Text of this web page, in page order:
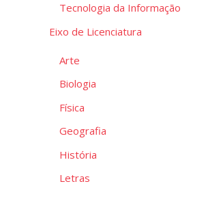
Tecnologia da Informação
Eixo de Licenciatura
Arte
Biologia
Física
Geografia
História
Letras